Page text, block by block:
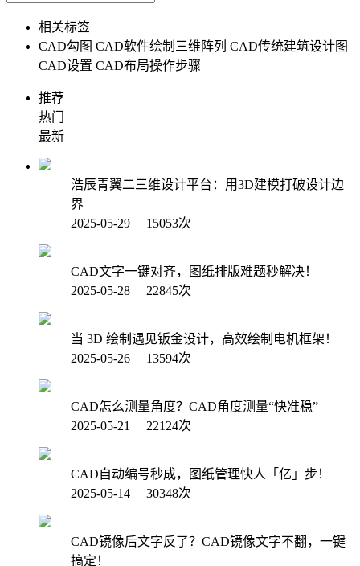
相关标签
CAD勾图 CAD软件绘制三维阵列 CAD传统建筑设计图
CAD设置 CAD布局操作步骤
推荐
热门
最新
浩辰青翼二三维设计平台：用3D建模打破设计边
界
2025-05-29 15053次
CAD文字一键对齐，图纸排版难题秒解决！
2025-05-28 22845次
当 3D 绘制遇见钣金设计，高效绘制电机框架！
2025-05-26 13594次
CAD怎么测量角度？CAD角度测量“快准稳”
2025-05-21 22124次
CAD自动编号秒成，图纸管理快人「亿」步！
2025-05-14 30348次
CAD镜像后文字反了？CAD镜像文字不翻，一键
搞定！